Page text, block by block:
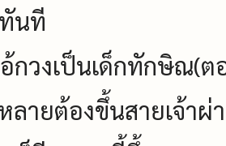
นที
กวงเป็นเด็กทักษิณ(
ลายต้องขึ้นสายเจ้าผ่